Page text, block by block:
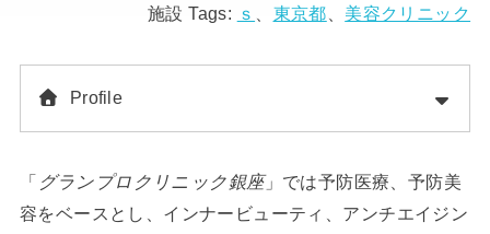
施設 Tags: ｓ 東京都 美容クリニック
Profile
「 グランプロクリニック銀座」では予防医療、予防美
容をベースとし、インナービューティ、アンチエイジン